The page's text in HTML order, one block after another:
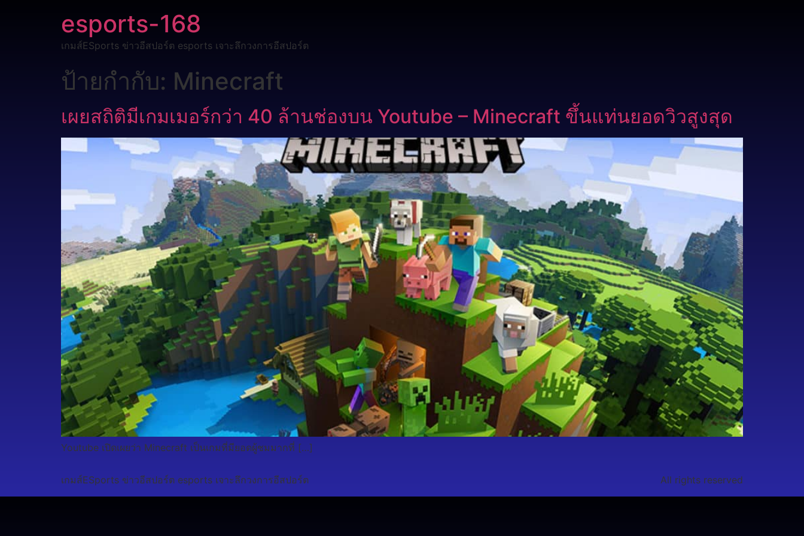
esports-168
เกมส์ESports ข่าวอีสปอร์ต esports เจาะลึกวงการอีสปอร์ต
ป้ายกำกับ: Minecraft
เผยสถิติมีเกมเมอร์กว่า 40 ล้านช่องบน Youtube – Minecraft ขึ้นแท่นยอดวิวสูงสุด
Youtube เปิดเผยว่า Minecraft เป็นเกมที่มียอดผู้ชมมากที่ […]
เกมส์ESports ข่าวอีสปอร์ต esports เจาะลึกวงการอีสปอร์ต All rights reserved